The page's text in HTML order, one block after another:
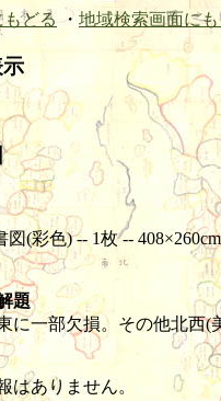
どる ・ 地域検索画面に
図(彩色) -- 1枚 -- 408×260cm
題
に一部欠損。その他北西(
はありません。